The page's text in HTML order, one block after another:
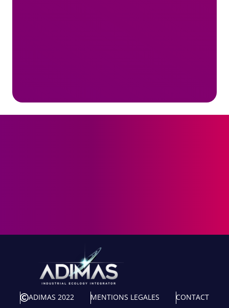
ADIMAS 2022 MENTIONS LEGALES CONTACT